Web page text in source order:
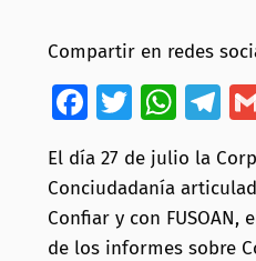
Compartir en redes
Facebook
Twitter
El día 27 de julio la
Conciudadanía
Confiar y con FUSOAN,
de los informes sobre